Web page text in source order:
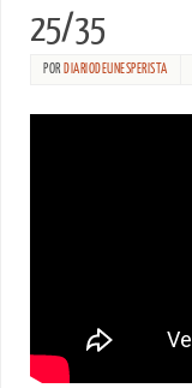
25/35
POR DIARIODEUNESPERISTA